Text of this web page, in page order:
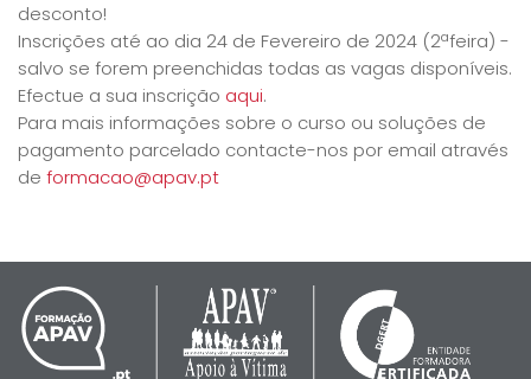
desconto!
Inscrições até ao dia 24 de Fevereiro de 2024 (2ªfeira) -
salvo se forem preenchidas todas as vagas disponíveis.
Efectue a sua inscrição aqui.
Para mais informações sobre o curso ou soluções de
pagamento parcelado contacte-nos por email através
de formacao@apav.pt